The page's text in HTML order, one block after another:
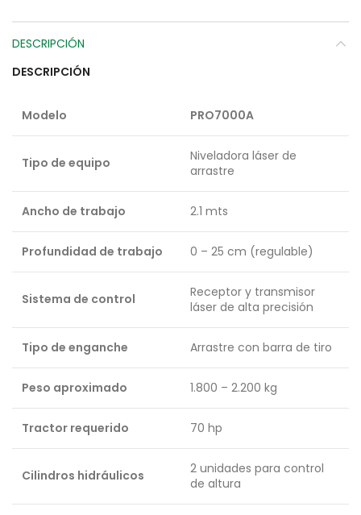
DESCRIPCIÓN
DESCRIPCIÓN
Modelo PRO7000A
Tipo de equipo
Niveladora láser de
arrastre
Ancho de trabajo 2.1 mts
Profundidad de trabajo 0 – 25 cm (regulable)
Sistema de control
Receptor y transmisor
láser de alta precisión
Tipo de enganche Arrastre con barra de tiro
Peso aproximado 1.800 – 2.200 kg
Tractor requerido 70 hp
Cilindros hidráulicos
2 unidades para control
de altura